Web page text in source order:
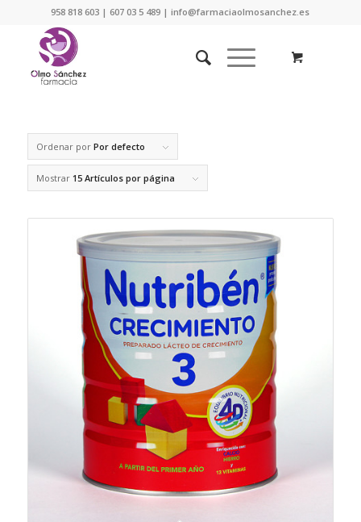
958 818 603 | 607 03 5 489 | info@farmaciaolmosanchez.es
Ordenar por Por defecto
Mostrar 15 Artículos por página